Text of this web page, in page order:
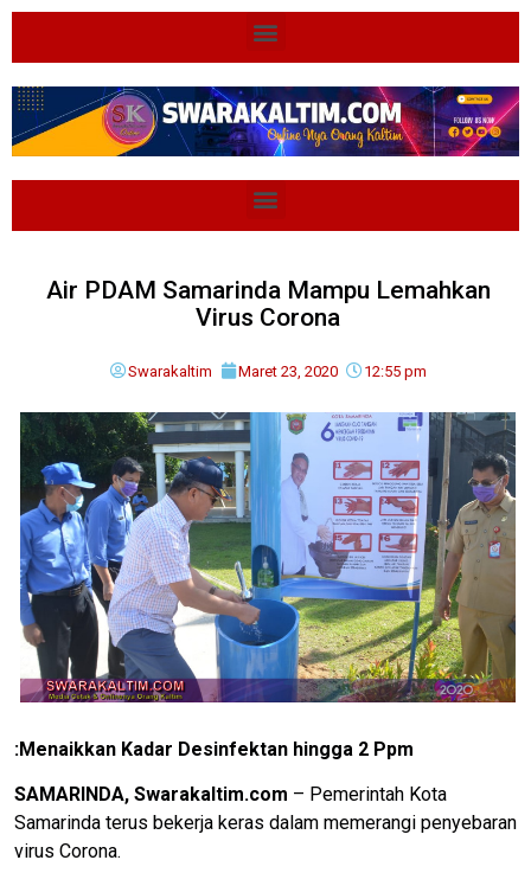
Air PDAM Samarinda Mampu Lemahkan
Virus Corona
Swarakaltim Maret 23, 2020 12:55 pm
:Menaikkan Kadar Desinfektan hingga 2 Ppm
SAMARINDA, Swarakaltim.com – Pemerintah Kota
Samarinda terus bekerja keras dalam memerangi penyebaran
virus Corona.